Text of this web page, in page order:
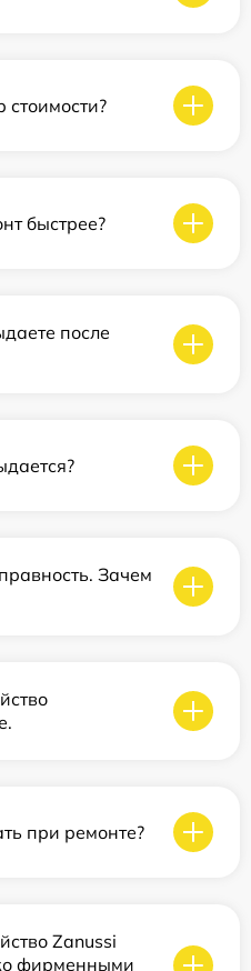
быстрее?
после
Зачем
при ремонте?
Zanussi
фирменными